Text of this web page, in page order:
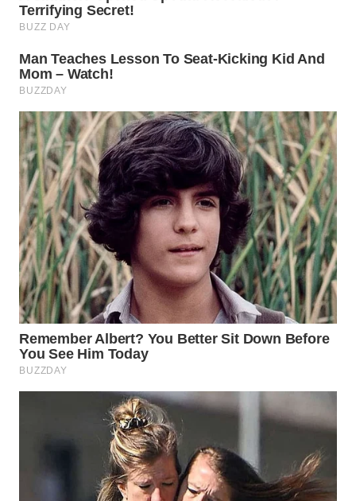
WN
WN
WN
MANDALIKA
WN
LIKUPANG
WN
LABUANBAJO
WN
BORNEO
Media
WAHANA